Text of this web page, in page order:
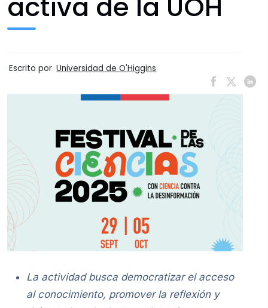
Escrito por Universidad de O'Higgins
La actividad busca democratizar el acceso
al conocimiento, promover la reflexión y